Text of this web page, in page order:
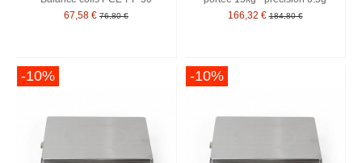
67,58 € 76,80 €
166,32 € 184,80 €
-10% -10%